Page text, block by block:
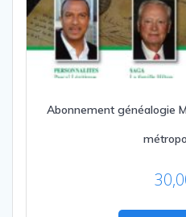
Abonnement généalogie